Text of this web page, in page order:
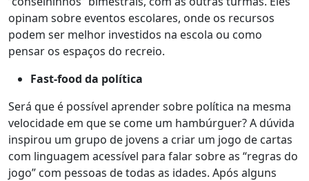
opinam sobre eventos escolares, onde os recursos
podem ser melhor investidos na escola ou como
pensar os espaços do recreio.
Fast-food da política
Será que é possível aprender sobre política na mesma
velocidade em que se come um hambúrguer? A dúvida
inspirou um grupo de jovens a criar um jogo de cartas
com linguagem acessível para falar sobre as “regras do
jogo” com pessoas de todas as idades. Após alguns